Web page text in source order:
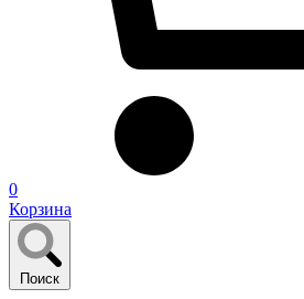
0
Корзина
Поиск